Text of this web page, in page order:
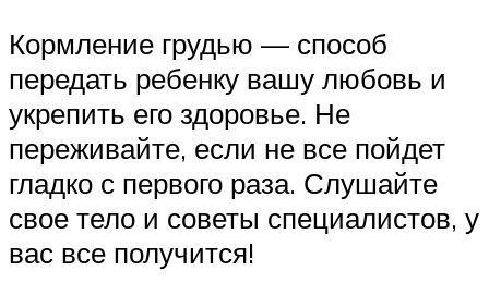
Кормление грудью — способ
передать ребенку вашу любовь и
укрепить его здоровье. Не
переживайте, если не все пойдет
гладко с первого раза. Слушайте
свое тело и советы специалистов, у
вас все получится!